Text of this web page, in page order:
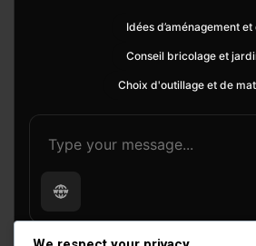
Idées d’aménagement
Conseil bricolage et
Choix d'outillage et de